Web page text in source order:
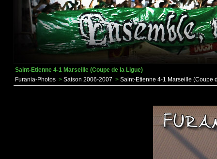
Saint-Etienne 4-1 Marseille (Coupe de la Ligue)
Furania-Photos > Saison 2006-2007 > Saint-Etienne 4-1 Marseille (Coupe